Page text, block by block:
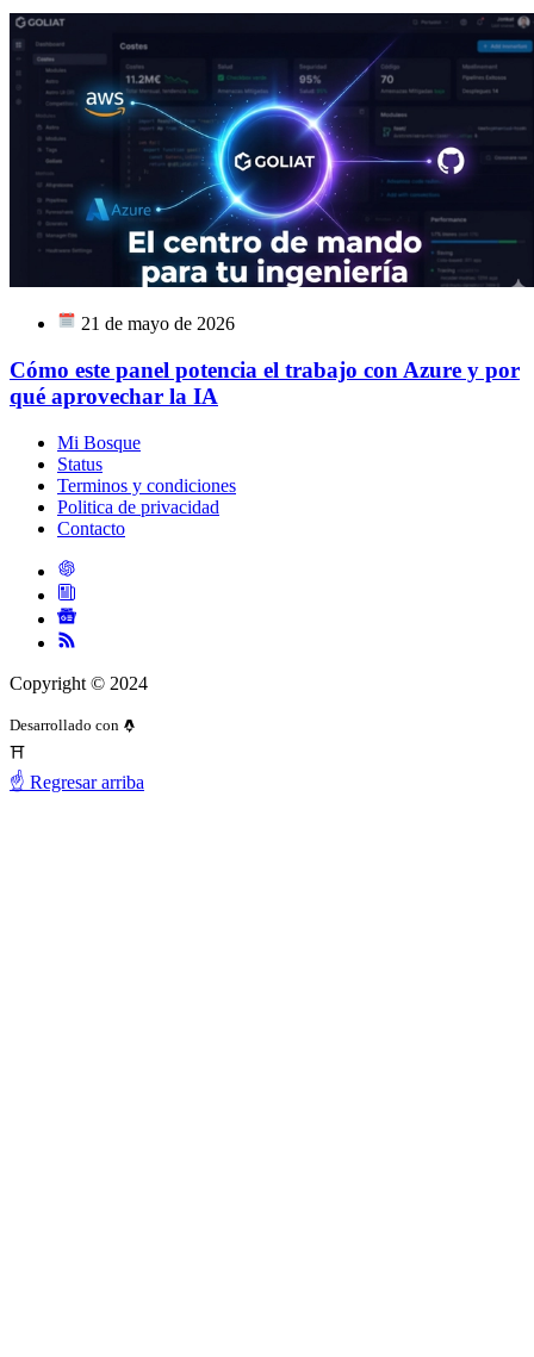
21 de mayo de 2026
Cómo este panel potencia el trabajo con Azure y por
qué aprovechar la IA
Mi Bosque
Status
Terminos y condiciones
Politica de privacidad
Contacto
Copyright © 2024
Desarrollado con
⛩️
☝️ Regresar arriba